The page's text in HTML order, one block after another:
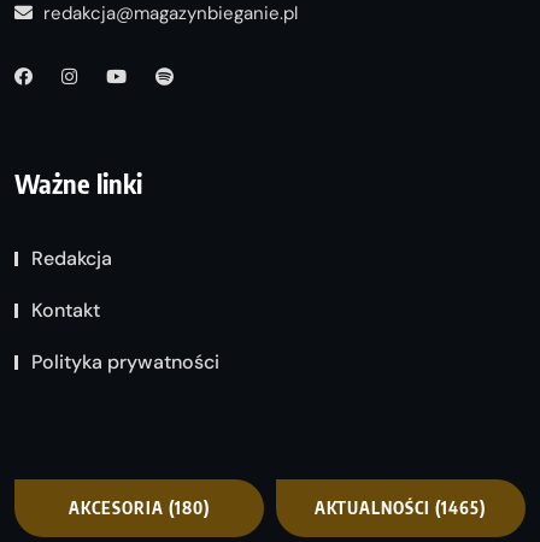
redakcja@magazynbieganie.pl
Ważne linki
Redakcja
Kontakt
Polityka prywatności
AKCESORIA (180) AKTUALNOŚCI (1465)